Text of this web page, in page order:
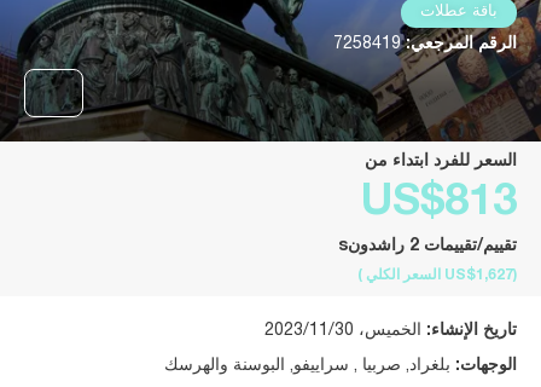
باقة عطلات
الرقم المرجعي:7258419
السعر للفرد ابتداء من
US$813
تقييم/تقييمات 2 راشدونs
(US$1,627 السعر الكلي )
تاريخ الإنشاء: الخميس، 2023/11/30
الوجهات: بلغراد, صربيا , سراييفو, البوسنة والهرسك